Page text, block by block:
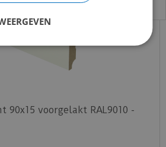
90x15 voorgelakt RAL9010 -